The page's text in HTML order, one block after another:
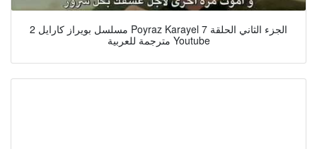
مسلسل بويراز كارايل 2 Poyraz Karayel الجزء الثاني الحلقة 7
مترجمة للعربية Youtube